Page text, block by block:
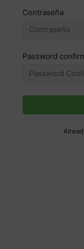
Contraseña
Password